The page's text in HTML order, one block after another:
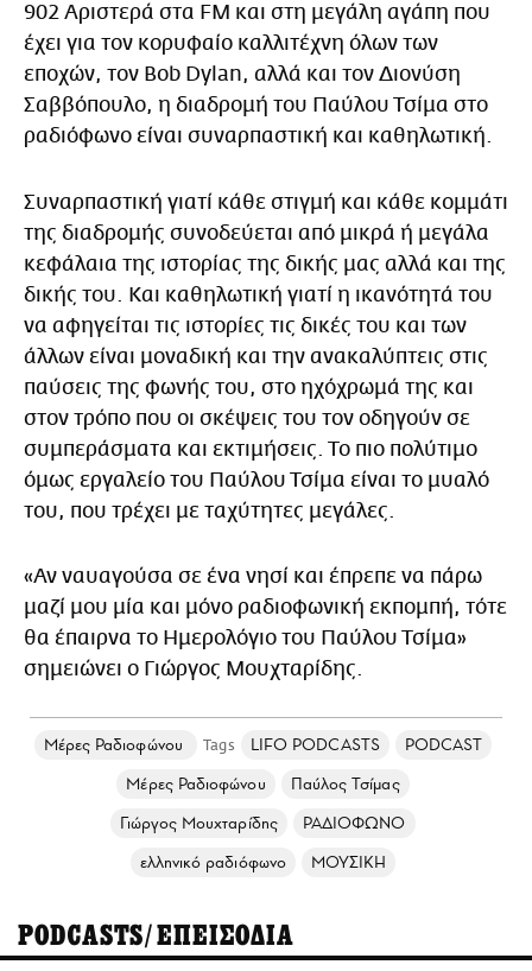
902 Αριστερά στα FM και στη μεγάλη αγάπη που
έχει για τον κορυφαίο καλλιτέχνη όλων των
εποχών, τον Bob Dylan, αλλά και τον Διονύση
Σαββόπουλο, η διαδρομή του Παύλου Τσίμα στο
ραδιόφωνο είναι συναρπαστική και καθηλωτική.
Συναρπαστική γιατί κάθε στιγμή και κάθε κομμάτι
της διαδρομής συνοδεύεται από μικρά ή μεγάλα
κεφάλαια της ιστορίας της δικής μας αλλά και της
δικής του. Και καθηλωτική γιατί η ικανότητά του
να αφηγείται τις ιστορίες τις δικές του και των
άλλων είναι μοναδική και την ανακαλύπτεις στις
παύσεις της φωνής του, στο ηχόχρωμά της και
στον τρόπο που οι σκέψεις του τον οδηγούν σε
συμπεράσματα και εκτιμήσεις. Το πιο πολύτιμο
όμως εργαλείο του Παύλου Τσίμα είναι το μυαλό
του, που τρέχει με ταχύτητες μεγάλες.
«Αν ναυαγούσα σε ένα νησί και έπρεπε να πάρω
μαζί μου μία και μόνο ραδιοφωνική εκπομπή, τότε
θα έπαιρνα το Ημερολόγιο του Παύλου Τσίμα»
σημειώνει ο Γιώργος Μουχταρίδης.
Μέρες Ραδιοφώνου LIFO PODCASTS
PODCAST
Μέρες Ραδιοφώνου
Παύλος Τσίμας
Γιώργος Μουχταρίδης
ΡΑΔΙΟΦΩΝΟ
ελληνικό ραδιόφωνο
ΜΟΥΣΙΚΗ
PODCASTS/ΕΠΕΙΣΟΔΙΑ